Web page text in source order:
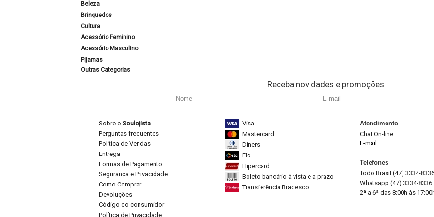
Beleza
Brinquedos
Cultura
Acessório Feminino
Acessório Masculino
Pijamas
Outras Categorias
Receba novidades e promoções
Sobre o Soulojista
Perguntas frequentes
Política de Vendas
Entrega
Formas de Pagamento
Segurança e Privacidade
Como Comprar
Devoluções
Código do consumidor
Política de Privacidade
Visa
Mastercard
Diners
Elo
Hipercard
Boleto bancário à vista e a prazo
Transferência Bradesco
Atendimento
Chat On-line
E-mail
Telefones
Todo Brasil (47) 3334-8336
Whatsapp (47) 3334-8336
2ª a 6ª das 8:00h às